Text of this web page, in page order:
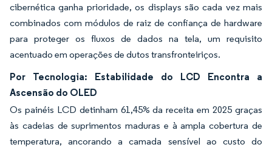
cibernética ganha prioridade, os displays são cada vez mais
combinados com módulos de raiz de confiança de hardware
para proteger os fluxos de dados na tela, um requisito
acentuado em operações de dutos transfronteiriços.
Por Tecnologia: Estabilidade do LCD Encontra a
Ascensão do OLED
Os painéis LCD detinham 61,45% da receita em 2025 graças
às cadeias de suprimentos maduras e à ampla cobertura de
temperatura, ancorando a camada sensível ao custo do